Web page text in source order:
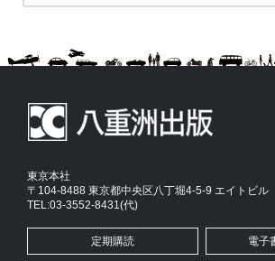
東京本社
〒104-8488 東京都中央区八丁堀4-5-9 エイトビル
TEL:03-3552-8431(代)
定期購読 電子